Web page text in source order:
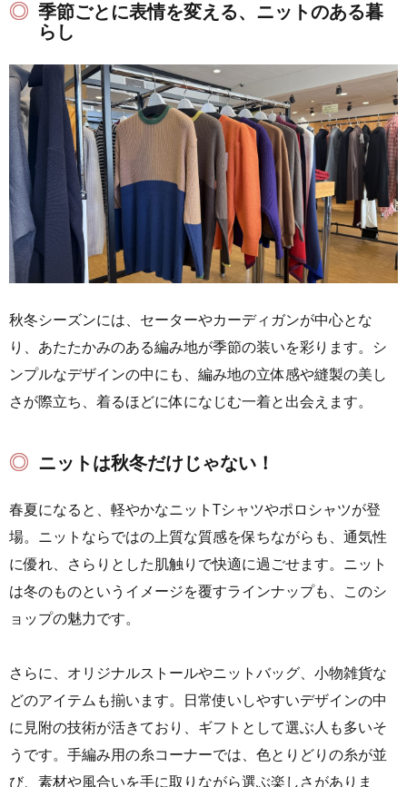
季節ごとに表情を変える、ニットのある暮
らし
秋冬シーズンには、セーターやカーディガンが中心とな
り、あたたかみのある編み地が季節の装いを彩ります。シ
ンプルなデザインの中にも、編み地の立体感や縫製の美し
さが際立ち、着るほどに体になじむ一着と出会えます。
ニットは秋冬だけじゃない！
春夏になると、軽やかなニットTシャツやポロシャツが登
場。ニットならではの上質な質感を保ちながらも、通気性
に優れ、さらりとした肌触りで快適に過ごせます。ニット
は冬のものというイメージを覆すラインナップも、このシ
ョップの魅力です。
さらに、オリジナルストールやニットバッグ、小物雑貨な
どのアイテムも揃います。日常使いしやすいデザインの中
に見附の技術が活きており、ギフトとして選ぶ人も多いそ
うです。手編み用の糸コーナーでは、色とりどりの糸が並
び、素材や風合いを手に取りながら選ぶ楽しさがありま